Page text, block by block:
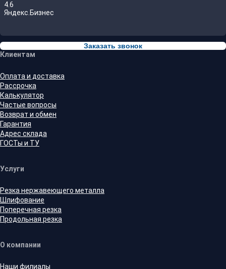
4.6
Яндекс.Бизнес
Заказать звонок
Клиентам
Оплата и доставка
Рассрочка
Калькулятор
Частые вопросы
Возврат и обмен
Гарантия
Адрес склада
ГОСТы и ТУ
Услуги
Резка нержавеющего металла
Шлифование
Поперечная резка
Продольная резка
О компании
Наши филиалы